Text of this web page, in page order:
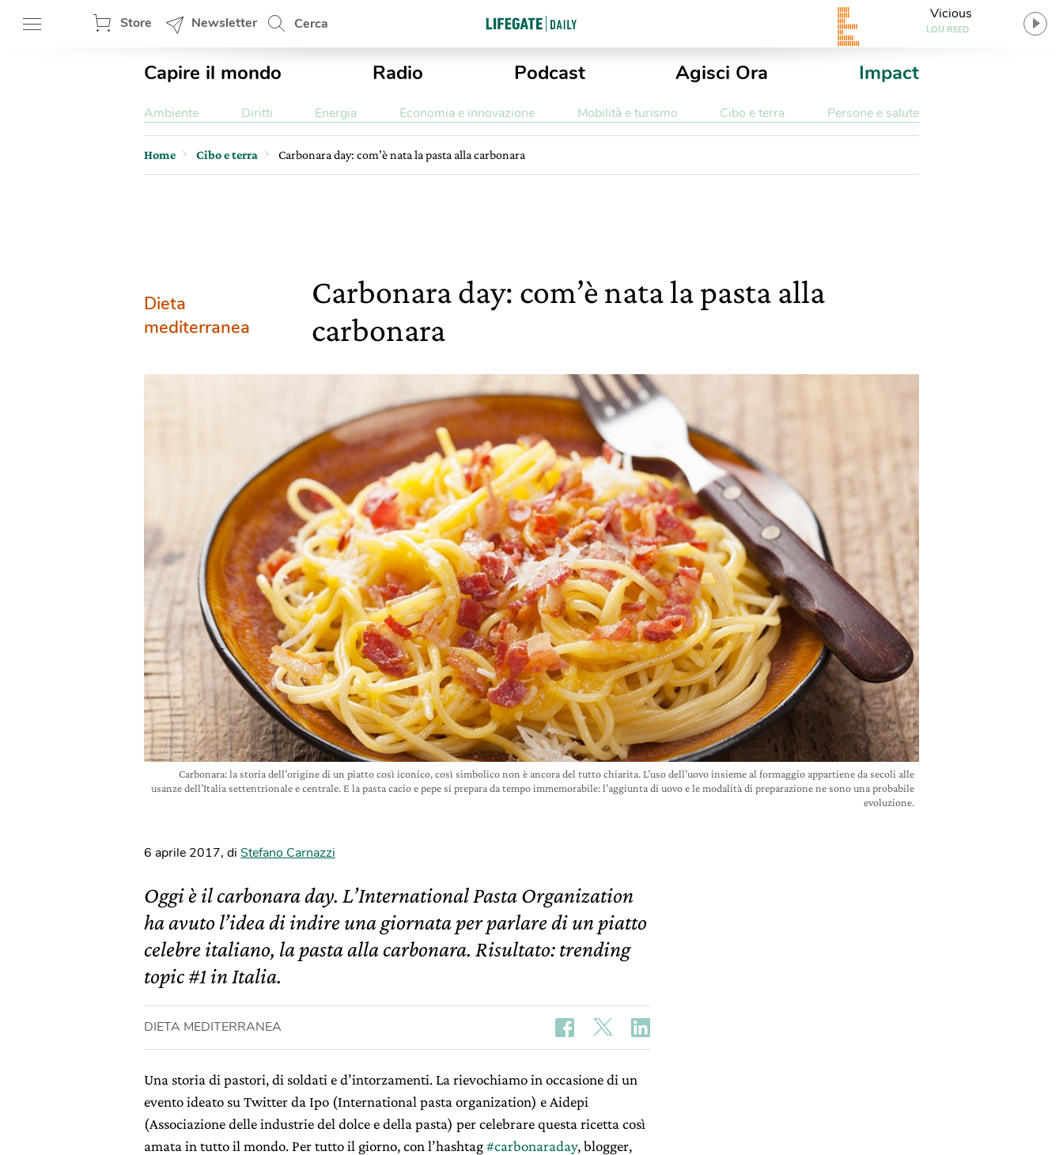
Store Newsletter Cerca
Vicious
LOU REED
Capire il mondo Radio Podcast Agisci Ora Impact
Ambiente Diritti Energia Economia e innovazione Mobilità e turismo Cibo e terra Persone e salute
Home Cibo e terra Carbonara day: com’è nata la pasta alla carbonara
Dieta
mediterranea
Carbonara day: com’è nata la pasta alla
carbonara
Carbonara: la storia dell’origine di un piatto così iconico, così simbolico non è ancora del tutto chiarita. L’uso dell’uovo insieme al formaggio appartiene da secoli alle
usanze dell’Italia settentrionale e centrale. E la pasta cacio e pepe si prepara da tempo immemorabile: l’aggiunta di uovo e le modalità di preparazione ne sono una probabile
evoluzione.
6 aprile 2017, di Stefano Carnazzi
Oggi è il carbonara day. L’International Pasta Organization
ha avuto l’idea di indire una giornata per parlare di un piatto
celebre italiano, la pasta alla carbonara. Risultato: trending
topic #1 in Italia.
DIETA MEDITERRANEA
Una storia di pastori, di soldati e d’intorzamenti. La rievochiamo in occasione di un
evento ideato su Twitter da Ipo (International pasta organization) e Aidepi
(Associazione delle industrie del dolce e della pasta) per celebrare questa ricetta così
amata in tutto il mondo. Per tutto il giorno, con l’hashtag#carbonaraday, blogger,